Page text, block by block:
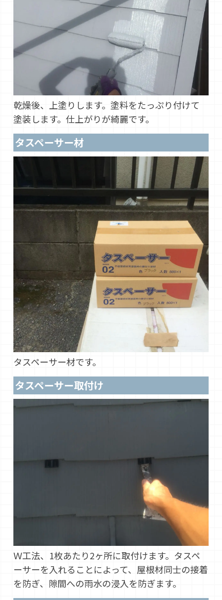
乾燥後、上塗りします。塗料をたっぷり付けて
塗装します。仕上がりが綺麗です。
タスペーサー材
タスペーサー材です。
タスペーサー取付け
Ｗ工法、1枚あたり2ヶ所に取付けます。タスペ
ーサーを入れることによって、屋根材同士の接着
を防ぎ、隙間への雨水の浸入を防ぎます。